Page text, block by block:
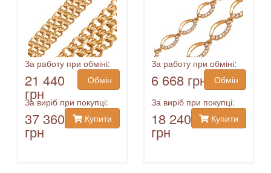
За работу при обміні:
21 440
грн
Обмін
За виріб при покупці:
37 360
грн
Купити
За работу при обміні:
6 668 грн
Обмін
За виріб при покупці:
18 240
грн
Купити